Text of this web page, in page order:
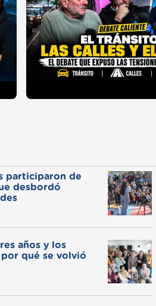
participaron de
desbordó
años y los
qué se volvió